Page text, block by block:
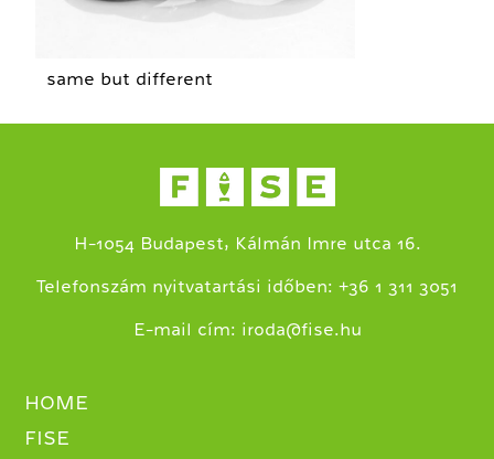
same but different
H-1054 Budapest, Kálmán Imre utca 16.
Telefonszám nyitvatartási időben: +36 1 311 3051
E-mail cím: iroda@fise.hu
HOME
FISE